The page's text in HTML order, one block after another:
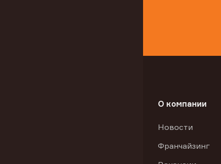
О компании
Новости
Франчайзинг